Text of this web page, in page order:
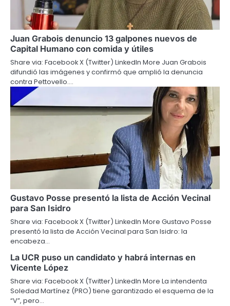
Juan Grabois denuncio 13 galpones nuevos de
Capital Humano con comida y útiles
Share via: Facebook X (Twitter) LinkedIn More Juan Grabois
difundió las imágenes y confirmó que amplió la denuncia
contra Pettovello.…
Gustavo Posse presentó la lista de Acción Vecinal
para San Isidro
Share via: Facebook X (Twitter) LinkedIn More Gustavo Posse
presentó la lista de Acción Vecinal para San Isidro: la
encabeza…
La UCR puso un candidato y habrá internas en
Vicente López
Share via: Facebook X (Twitter) LinkedIn More La intendenta
Soledad Martínez (PRO) tiene garantizado el esquema de la
“V”, pero…